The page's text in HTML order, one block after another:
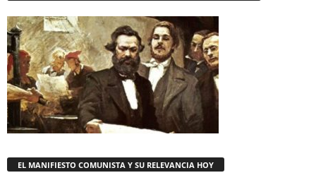
EL MANIFIESTO COMUNISTA Y SU RELEVANCIA HOY